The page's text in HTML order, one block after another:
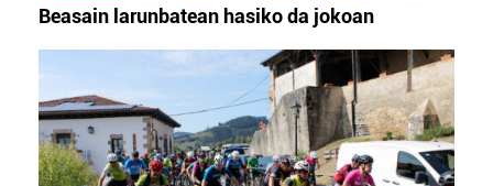
Beasain larunbatean hasiko da jokoan